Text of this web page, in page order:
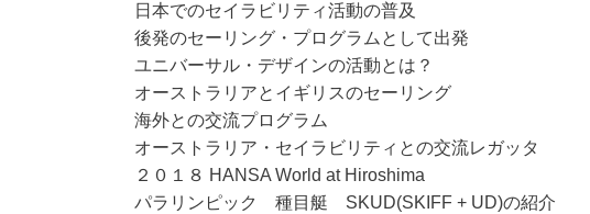
日本でのセイラビリティ活動の普及
後発のセーリング・プログラムとして出発
ユニバーサル・デザインの活動とは？
オーストラリアとイギリスのセーリング
海外との交流プログラム
オーストラリア・セイラビリティとの交流レガッタ
２０１８ HANSA World at Hiroshima
パラリンピック 種目艇 SKUD(SKIFF + UD)の紹介